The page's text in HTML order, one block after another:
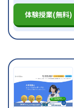
体験授業(無料)